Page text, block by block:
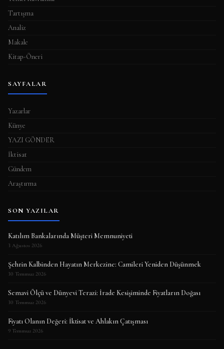
Tartışma
Analiz
Makale
Kitap-Öneri
SAYFALAR
Yazarlar
Künye
YAZI GÖNDER
İktisat
Gündem
Araştırma
SON YAZILAR
Katılım Bankalarında Müşteri Memnuniyeti
3 Ağustos 2026
Şehrin Kalbinden Hayatın Merkezine: Camileri Yeniden Düşünmek
30 Temmuz 2026
Semavi Ölçü ve Dünyevi Terazi: İrade Kesişiminde Fiyatların Doğası
30 Temmuz 2026
Fiyatı Olanın Değeri: İktisat ve Ahlakın Çatışması
9 Temmuz 2026